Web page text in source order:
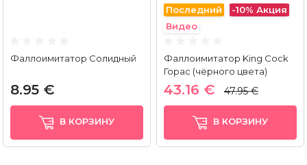
Фаллоимитатор Солидный
8.95 €
В КОРЗИНУ
Последний -10% Акция
Видео
Фаллоимитатор King Cock
Горас (чёрного цвета)
43.16 € 47.95 €
В КОРЗИНУ